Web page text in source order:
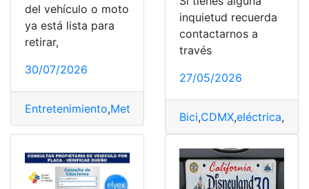
del vehículo o moto
ya está lista para
retirar,
30/07/2026
Entretenimiento,Metálica Placas
inquietud recuerda
contactarnos a
través
27/05/2026
Bici,CDMX,eléctrica,